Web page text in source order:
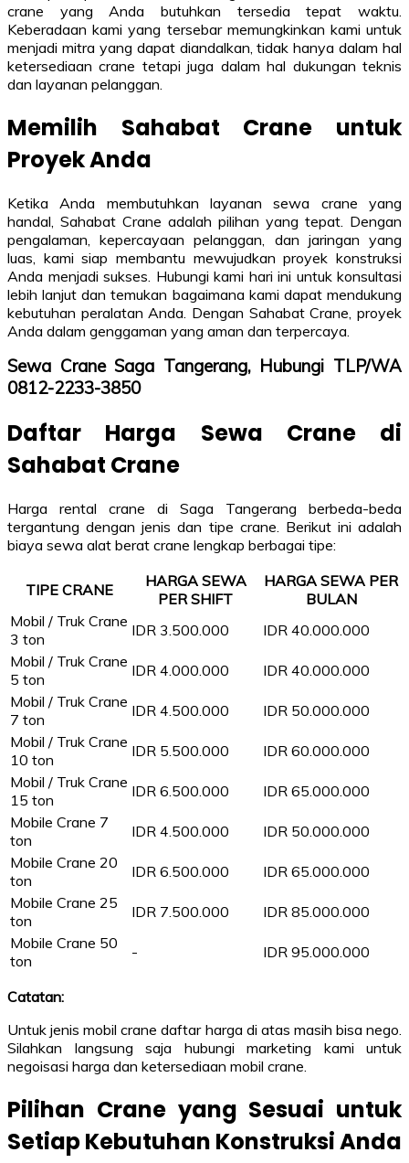
crane yang Anda butuhkan tersedia tepat waktu.
Keberadaan kami yang tersebar memungkinkan kami untuk
menjadi mitra yang dapat diandalkan, tidak hanya dalam hal
ketersediaan crane tetapi juga dalam hal dukungan teknis
dan layanan pelanggan.
Memilih Sahabat Crane untuk
Proyek Anda
Ketika Anda membutuhkan layanan sewa crane yang
handal, Sahabat Crane adalah pilihan yang tepat. Dengan
pengalaman, kepercayaan pelanggan, dan jaringan yang
luas, kami siap membantu mewujudkan proyek konstruksi
Anda menjadi sukses. Hubungi kami hari ini untuk konsultasi
lebih lanjut dan temukan bagaimana kami dapat mendukung
kebutuhan peralatan Anda. Dengan Sahabat Crane, proyek
Anda dalam genggaman yang aman dan terpercaya.
Sewa Crane Saga Tangerang, Hubungi TLP/WA
0812-2233-3850
Daftar Harga Sewa Crane di
Sahabat Crane
Harga rental crane di Saga Tangerang berbeda-beda
tergantung dengan jenis dan tipe crane. Berikut ini adalah
biaya sewa alat berat crane lengkap berbagai tipe:
TIPE CRANE
HARGA SEWA
PER SHIFT
HARGA SEWA PER
BULAN
Mobil / Truk Crane
3 ton
IDR 3.500.000
IDR 40.000.000
Mobil / Truk Crane
5 ton
IDR 4.000.000
IDR 40.000.000
Mobil / Truk Crane
7 ton
IDR 4.500.000
IDR 50.000.000
Mobil / Truk Crane
10 ton
IDR 5.500.000
IDR 60.000.000
Mobil / Truk Crane
15 ton
IDR 6.500.000
IDR 65.000.000
Mobile Crane 7
ton
IDR 4.500.000
IDR 50.000.000
Mobile Crane 20
ton
IDR 6.500.000
IDR 65.000.000
Mobile Crane 25
ton
IDR 7.500.000
IDR 85.000.000
Mobile Crane 50
ton
- IDR 95.000.000
Catatan:
Untuk jenis mobil crane daftar harga di atas masih bisa nego.
Silahkan langsung saja hubungi marketing kami untuk
negoisasi harga dan ketersediaan mobil crane.
Pilihan Crane yang Sesuai untuk
Setiap Kebutuhan Konstruksi Anda